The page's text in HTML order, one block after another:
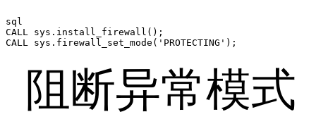
sql
CALL sys.install_firewall();
CALL sys.firewall_set_mode('PROTECTING');
阻断异常模式